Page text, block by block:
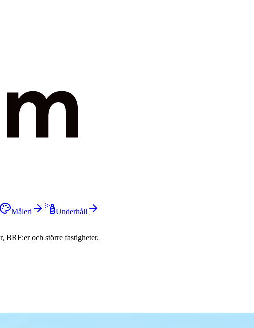
Måleri
Underhåll
BRF:er och större fastigheter.